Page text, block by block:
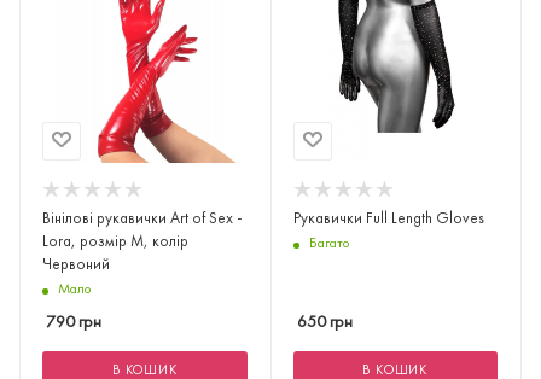
Вінілові рукавички Art of Sex -
Lora, розмір M, колір
Червоний
Мало
790грн
В КОШИК
Рукавички Full Length Gloves
Багато
650грн
В КОШИК